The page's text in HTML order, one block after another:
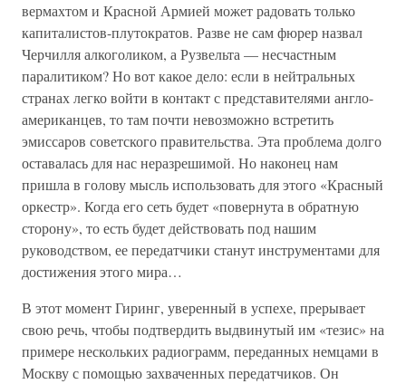
вермахтом и Красной Армией может радовать только
капиталистов-плутократов. Разве не сам фюрер назвал
Черчилля алкоголиком, а Рузвельта — несчастным
паралитиком? Но вот какое дело: если в нейтральных
странах легко войти в контакт с представителями англо-
американцев, то там почти невозможно встретить
эмиссаров советского правительства. Эта проблема долго
оставалась для нас неразрешимой. Но наконец нам
пришла в голову мысль использовать для этого «Красный
оркестр». Когда его сеть будет «повернута в обратную
сторону», то есть будет действовать под нашим
руководством, ее передатчики станут инструментами для
достижения этого мира…
В этот момент Гиринг, уверенный в успехе, прерывает
свою речь, чтобы подтвердить выдвинутый им «тезис» на
примере нескольких радиограмм, переданных немцами в
Москву с помощью захваченных передатчиков. Он